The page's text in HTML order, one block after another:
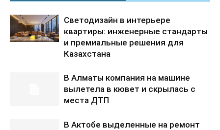
Светодизайн в интерьере
квартиры: инженерные стандарты
и премиальные решения для
Казахстана
В Алматы компания на машине
вылетела в кювет и скрылась с
места ДТП
В Актобе выделенные на ремонт